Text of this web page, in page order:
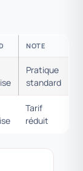
NOTE
Pratique
standard
Tarif
réduit